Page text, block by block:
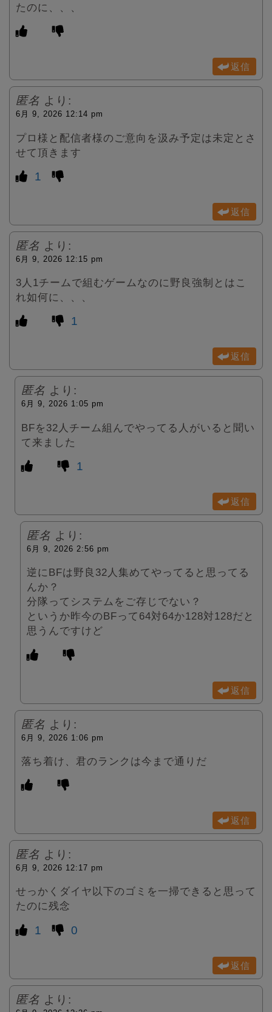
たのに、、、
返信
匿名 より:
6月 9, 2026 12:14 pm
プロ様と配信者様のご意向を汲み予定は未定とさ
せて頂きます
1
返信
匿名 より:
6月 9, 2026 12:15 pm
3人1チームで組むゲームなのに野良強制とはこ
れ如何に、、、
1
返信
匿名 より:
6月 9, 2026 1:05 pm
BFを32人チーム組んでやってる人がいると聞い
て来ました
1
返信
匿名 より:
6月 9, 2026 2:56 pm
逆にBFは野良32人集めてやってると思ってる
んか？
分隊ってシステムをご存じでない？
というか昨今のBFって64対64か128対128だと
思うんですけど
返信
匿名 より:
6月 9, 2026 1:06 pm
落ち着け、君のランクは今まで通りだ
返信
匿名 より:
6月 9, 2026 12:17 pm
せっかくダイヤ以下のゴミを一掃できると思って
たのに残念
1 0
返信
匿名 より: